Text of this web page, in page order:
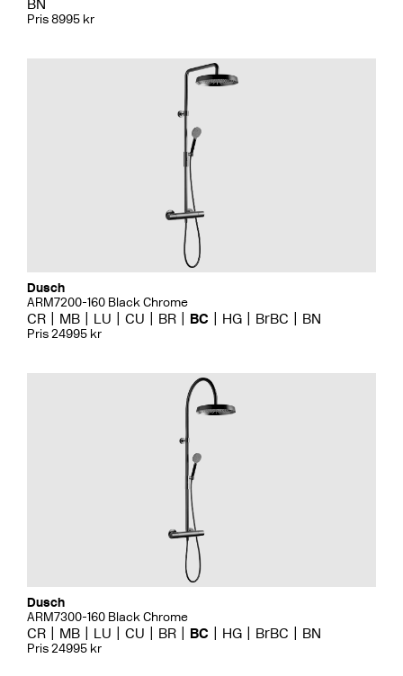
BN
Pris 8995 kr
Dusch
ARM7200-160 Black Chrome
CR MB LU CU BR BC HG BrBC BN
Pris 24995 kr
Dusch
ARM7300-160 Black Chrome
CR MB LU CU BR BC HG BrBC BN
Pris 24995 kr